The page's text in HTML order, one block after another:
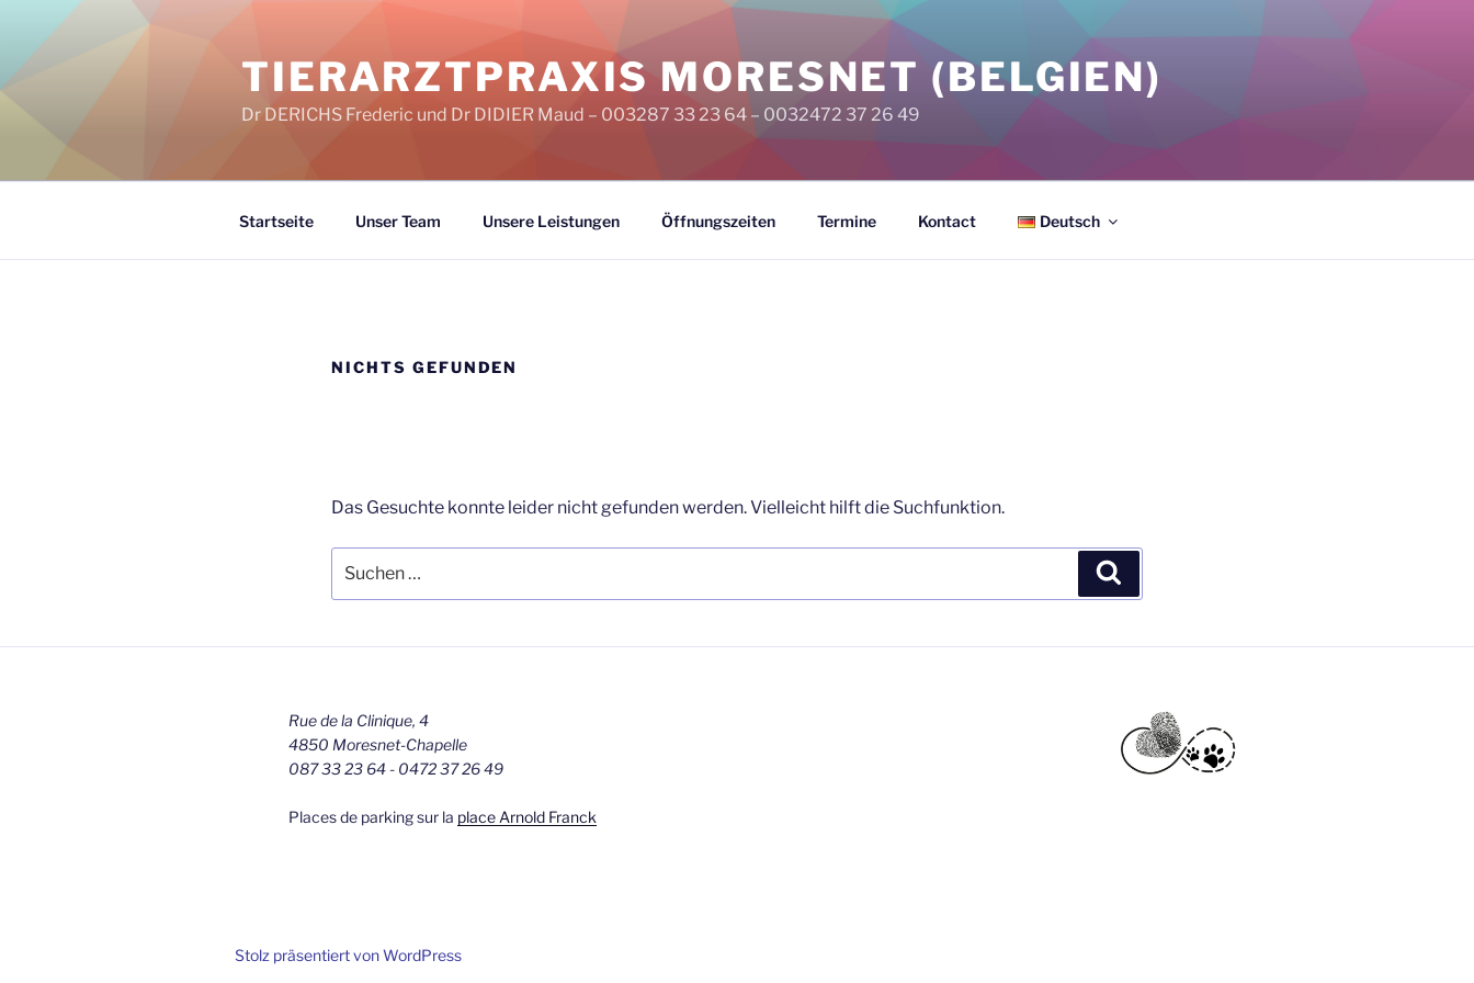
Inhalt
springen
TIERARZTPRAXIS MORESNET (BELGIEN)
Dr DERICHS Frederic und Dr DIDIER Maud – 003287 33 23 64 – 0032472 37 26 49
Startseite Unser Team Unsere Leistungen Öffnungszeiten Termine Kontact Deutsch
NICHTS GEFUNDEN
Das Gesuchte konnte leider nicht gefunden werden. Vielleicht hilft die Suchfunktion.
nach:
Rue de la Clinique, 4
4850 Moresnet-Chapelle
087 33 23 64 - 0472 37 26 49
Places de parking sur la place Arnold Franck
Stolz präsentiert von WordPress